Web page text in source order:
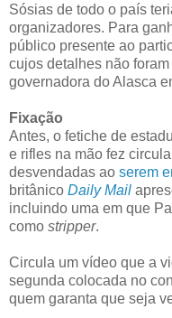
Sósias de todo o país
organizadores. Para
público presente ao
cujos detalhes não
governadora do Alasca
Fixação
Antes, o fetiche de
e rifles na mão fez
desvendadas ao serem
britânico Daily Mail
incluindo uma em que
como stripper.
Circula um vídeo que a
segunda colocada no
quem garanta que seja